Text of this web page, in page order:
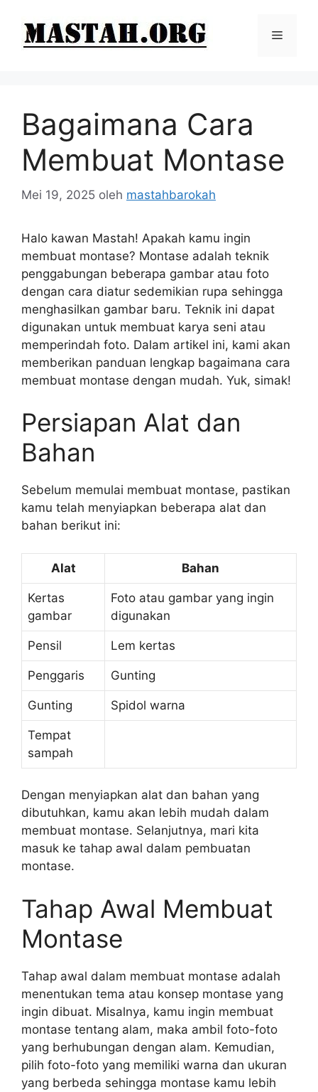
Menu
Bagaimana Cara
Membuat Montase
Mei 19, 2025 oleh mastahbarokah
Halo kawan Mastah! Apakah kamu ingin
membuat montase? Montase adalah teknik
penggabungan beberapa gambar atau foto
dengan cara diatur sedemikian rupa sehingga
menghasilkan gambar baru. Teknik ini dapat
digunakan untuk membuat karya seni atau
memperindah foto. Dalam artikel ini, kami akan
memberikan panduan lengkap bagaimana cara
membuat montase dengan mudah. Yuk, simak!
Persiapan Alat dan
Bahan
Sebelum memulai membuat montase, pastikan
kamu telah menyiapkan beberapa alat dan
bahan berikut ini:
Alat Bahan
Kertas
gambar
Foto atau gambar yang ingin
digunakan
Pensil Lem kertas
Penggaris Gunting
Gunting Spidol warna
Tempat
sampah
Dengan menyiapkan alat dan bahan yang
dibutuhkan, kamu akan lebih mudah dalam
membuat montase. Selanjutnya, mari kita
masuk ke tahap awal dalam pembuatan
montase.
Tahap Awal Membuat
Montase
Tahap awal dalam membuat montase adalah
menentukan tema atau konsep montase yang
ingin dibuat. Misalnya, kamu ingin membuat
montase tentang alam, maka ambil foto-foto
yang berhubungan dengan alam. Kemudian,
pilih foto-foto yang memiliki warna dan ukuran
yang berbeda sehingga montase kamu lebih